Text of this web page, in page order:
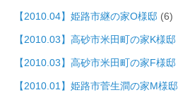
【2010.04】姫路市継の家O様邸 (6)
【2010.03】高砂市米田町の家K様邸
【2010.03】高砂市米田町の家F様邸
【2010.01】姫路市菅生澗の家M様邸